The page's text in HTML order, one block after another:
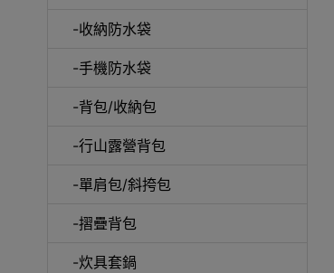
-收納防水袋
-手機防水袋
-背包/收納包
-行山露營背包
-單肩包/斜挎包
-摺疊背包
-炊具套鍋